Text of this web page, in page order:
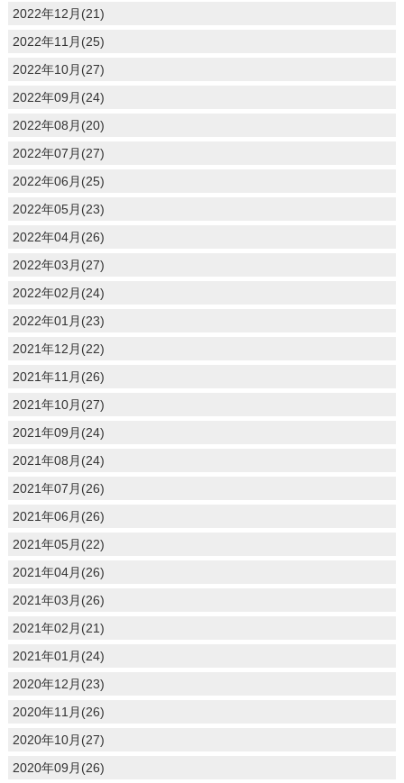
2022年12月(21)
2022年11月(25)
2022年10月(27)
2022年09月(24)
2022年08月(20)
2022年07月(27)
2022年06月(25)
2022年05月(23)
2022年04月(26)
2022年03月(27)
2022年02月(24)
2022年01月(23)
2021年12月(22)
2021年11月(26)
2021年10月(27)
2021年09月(24)
2021年08月(24)
2021年07月(26)
2021年06月(26)
2021年05月(22)
2021年04月(26)
2021年03月(26)
2021年02月(21)
2021年01月(24)
2020年12月(23)
2020年11月(26)
2020年10月(27)
2020年09月(26)